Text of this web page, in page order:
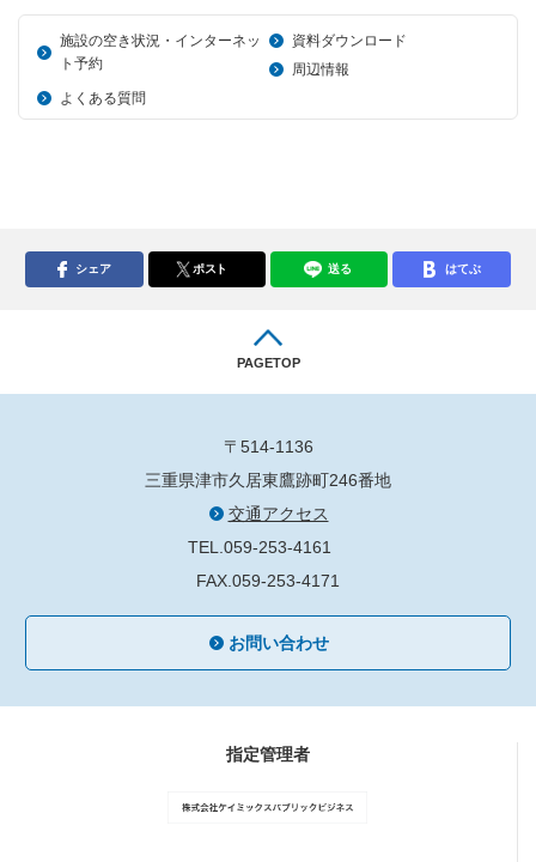
施設の空き状況・インターネッ
ト予約
資料ダウンロード
周辺情報
よくある質問
シェア ポスト 送る はてぶ
PAGETOP
〒514-1136
三重県津市久居東鷹跡町246番地
交通アクセス
TEL.059-253-4161
FAX.059-253-4171
お問い合わせ
指定管理者